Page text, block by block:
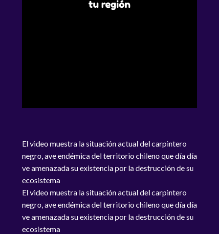
tu región
El video muestra la situación actual del carpintero
negro, ave endémica del territorio chileno que día día
ve amenazada su existencia por la destrucción de su
ecosistema
El video muestra la situación actual del carpintero
negro, ave endémica del territorio chileno que día día
ve amenazada su existencia por la destrucción de su
ecosistema